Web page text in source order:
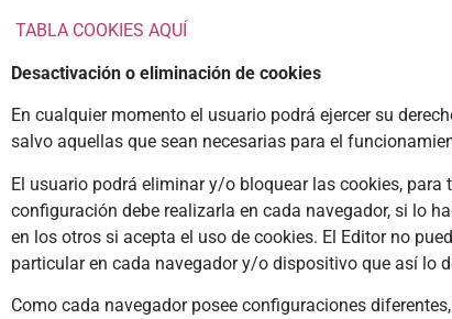
TABLA COOKIES AQUÍ
Desactivación o eliminación de cookies
En cualquier momento el usuario podrá ejercer su
salvo aquellas que sean necesarias para el
El usuario podrá eliminar y/o bloquear las cookies,
configuración debe realizarla en cada navegador, si lo
en los otros si acepta el uso de cookies. El Editor no
particular en cada navegador y/o dispositivo que así lo
Como cada navegador posee configuraciones